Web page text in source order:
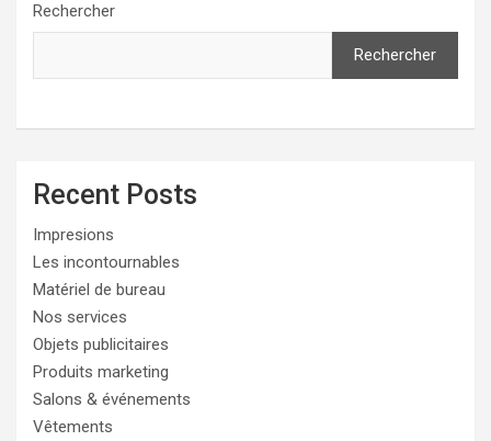
Rechercher
Rechercher
Recent Posts
Impresions
Les incontournables
Matériel de bureau
Nos services
Objets publicitaires
Produits marketing
Salons & événements
Vêtements